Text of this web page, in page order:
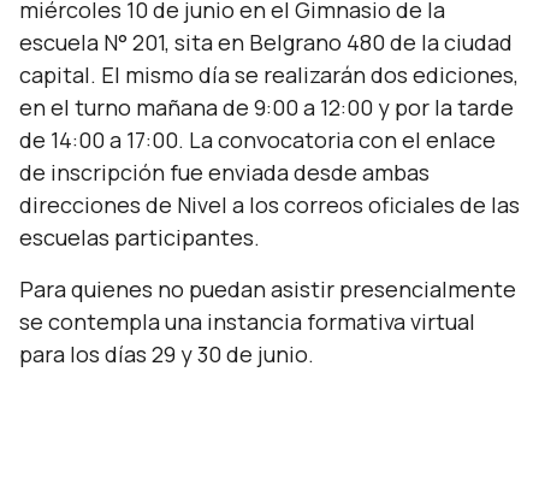
miércoles 10 de junio en el Gimnasio de la
escuela N° 201, sita en Belgrano 480 de la ciudad
capital. El mismo día se realizarán dos ediciones,
en el turno mañana de 9:00 a 12:00 y por la tarde
de 14:00 a 17:00. La convocatoria con el enlace
de inscripción fue enviada desde ambas
direcciones de Nivel a los correos oficiales de las
escuelas participantes.
Para quienes no puedan asistir presencialmente
se contempla una instancia formativa virtual
para los días 29 y 30 de junio.